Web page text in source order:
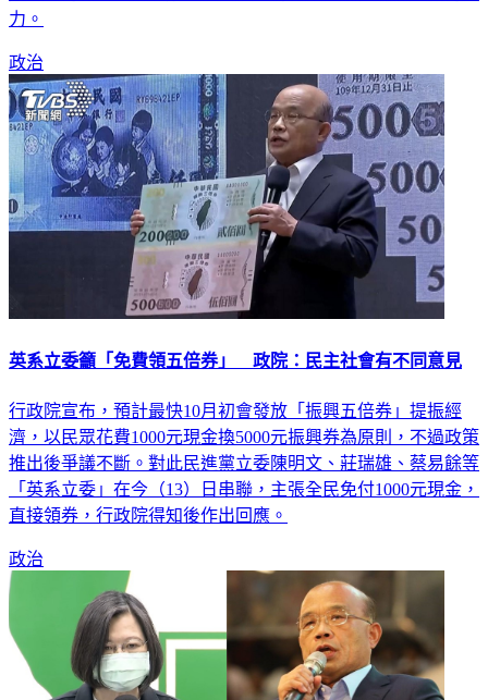
力。
政治
英系立委籲「免費領五倍券」 政院：民主社會有不同意見
行政院宣布，預計最快10月初會發放「振興五倍券」提振經
濟，以民眾花費1000元現金換5000元振興券為原則，不過政策
推出後爭議不斷。對此民進黨立委陳明文、莊瑞雄、蔡易餘等
「英系立委」在今（13）日串聯，主張全民免付1000元現金，
直接領券，行政院得知後作出回應。
政治